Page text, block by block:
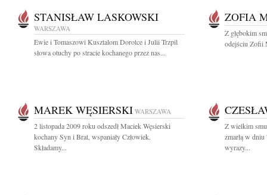
STANISŁAW LASKOWSKI
WARSZAWA
Ewie i Tomaszowi Kusztalom Dorotce i Julii Trzpil
słowa otuchy po stracie kochanego przez nas...
ZOFIA
Z głębokim
odejściu Zofii
MAREK WĘSIERSKI WARSZAWA
2 listopada 2009 roku odszedł Maciek Węsierski
kochany Syn i Brat, wspaniały Człowiek.
Składamy...
Z wielkim
zmarłą w
wyrazy...